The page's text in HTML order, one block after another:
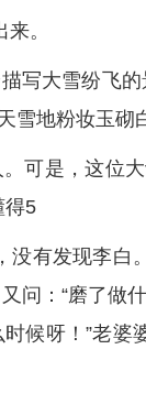
。
写大雪纷飞的
雪地粉妆玉砌
可是，这位
得5
有发现李白
问：“磨了做
候呀！”老婆